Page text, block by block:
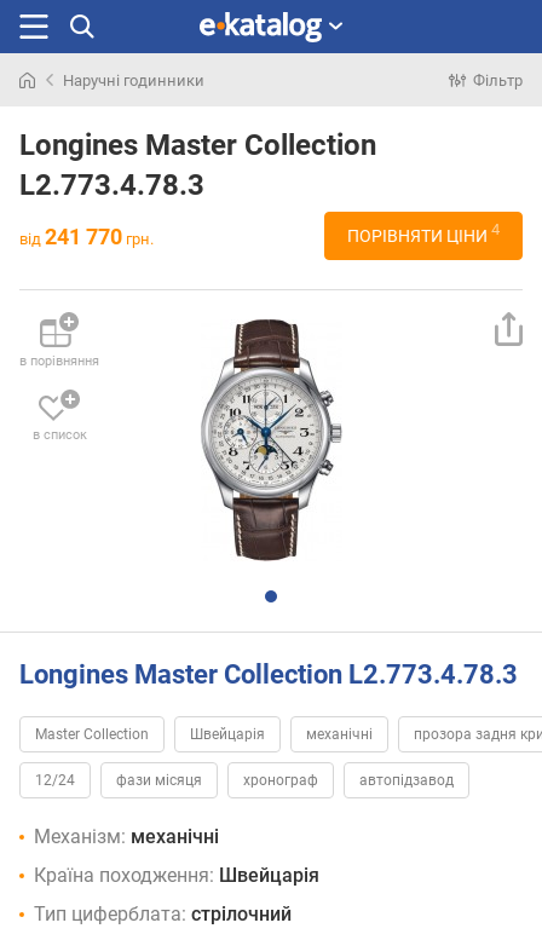
раніше
Наручні годинники Фільтр
Longines Master Collection
L2.773.4.78.3
від 241 770 грн. ПОРІВНЯТИ ЦІНИ 4
в порівняння
в список
Longines Master Collection L2.773.4.78.3
Master Collection Швейцарія механічні прозора задня
12/24 фази місяця хронограф автопідзавод
Механізм: механічні
Країна походження: Швейцарія
Тип циферблата: стрілочний